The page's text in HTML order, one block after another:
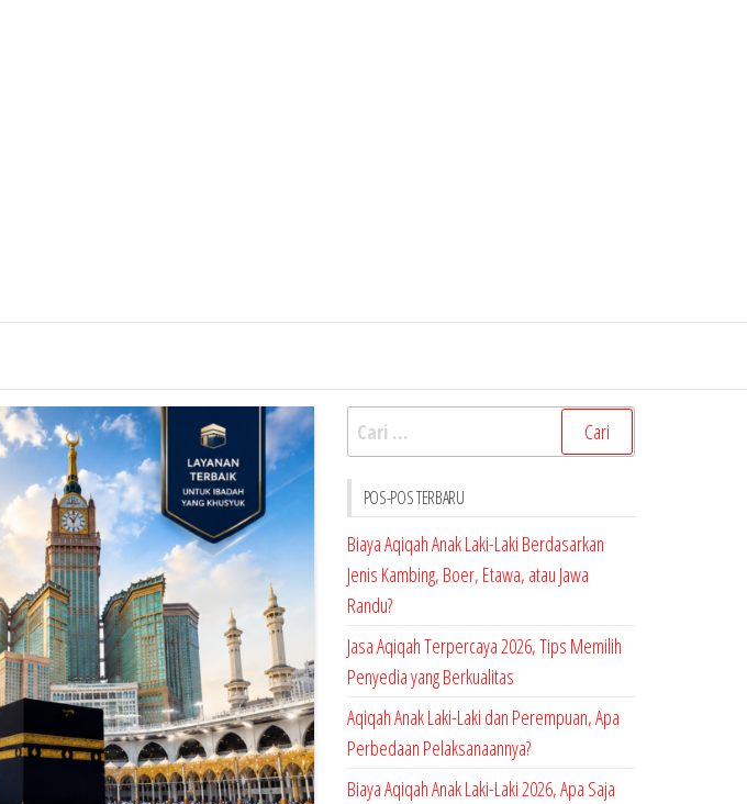
Cari
untuk:
POS-POS TERBARU
Biaya Aqiqah Anak Laki-Laki Berdasarkan
Jenis Kambing, Boer, Etawa, atau Jawa
Randu?
Jasa Aqiqah Terpercaya 2026, Tips Memilih
Penyedia yang Berkualitas
Aqiqah Anak Laki-Laki dan Perempuan, Apa
Perbedaan Pelaksanaannya?
Biaya Aqiqah Anak Laki-Laki 2026, Apa Saja